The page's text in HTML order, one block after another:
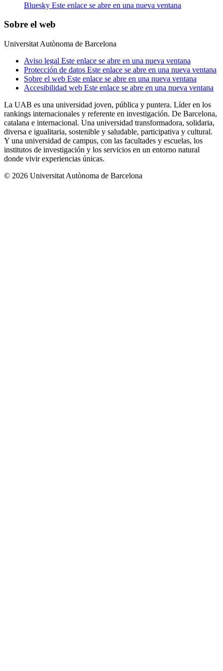
Bluesky Este enlace se abre en una nueva ventana
Sobre el web
Universitat Autònoma de Barcelona
Aviso legal Este enlace se abre en una nueva ventana
Protección de datos Este enlace se abre en una nueva ventana
Sobre el web Este enlace se abre en una nueva ventana
Accesibilidad web Este enlace se abre en una nueva ventana
La UAB es una universidad joven, pública y puntera. Líder en los
rankings internacionales y referente en investigación. De Barcelona,
catalana e internacional. Una universidad transformadora, solidaria,
diversa e igualitaria, sostenible y saludable, participativa y cultural.
Y una universidad de campus, con las facultades y escuelas, los
institutos de investigación y los servicios en un entorno natural
donde vivir experiencias únicas.
© 2026 Universitat Autònoma de Barcelona